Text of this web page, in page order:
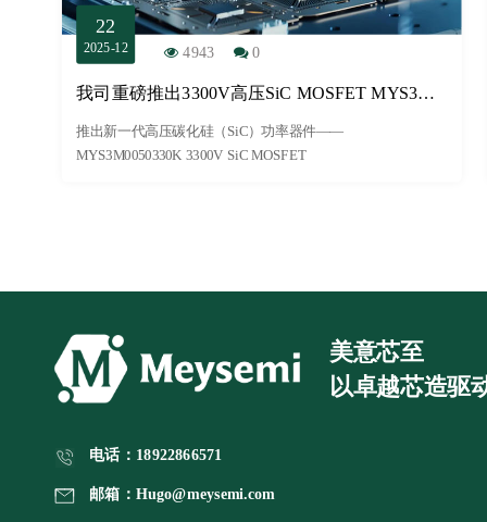
22
2025-12 4943 0
我司重磅推出3300V高压SiC MOSFET MYS3M0050330K，突破大功率应用瓶颈
推出新一代高压碳化硅（SiC）功率器件——
MYS3M0050330K 3300V SiC MOSFET
美意芯至
以卓越芯造驱
电话： 18922866571
邮箱：Hugo@meysemi.com